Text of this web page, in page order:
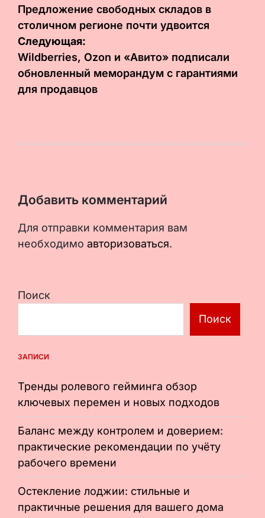
по
записям
Предложение свободных складов в
столичном регионе почти удвоится
Следующая:
Wildberries, Ozon и «Авито» подписали
обновленный меморандум с гарантиями
для продавцов
Добавить комментарий
Для отправки комментария вам
необходимо авторизоваться.
Поиск
Поиск
ЗАПИСИ
Тренды ролевого гейминга обзор
ключевых перемен и новых подходов
Баланс между контролем и доверием:
практические рекомендации по учёту
рабочего времени
Остекление лоджии: стильные и
практичные решения для вашего дома